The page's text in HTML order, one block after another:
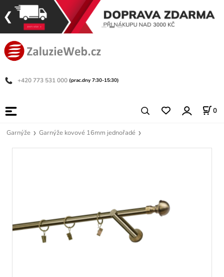
+420 773 531 000 (prac.dny 7:30-15:30)
0
Garnýže Garnýže kovové 16mm jednořadé